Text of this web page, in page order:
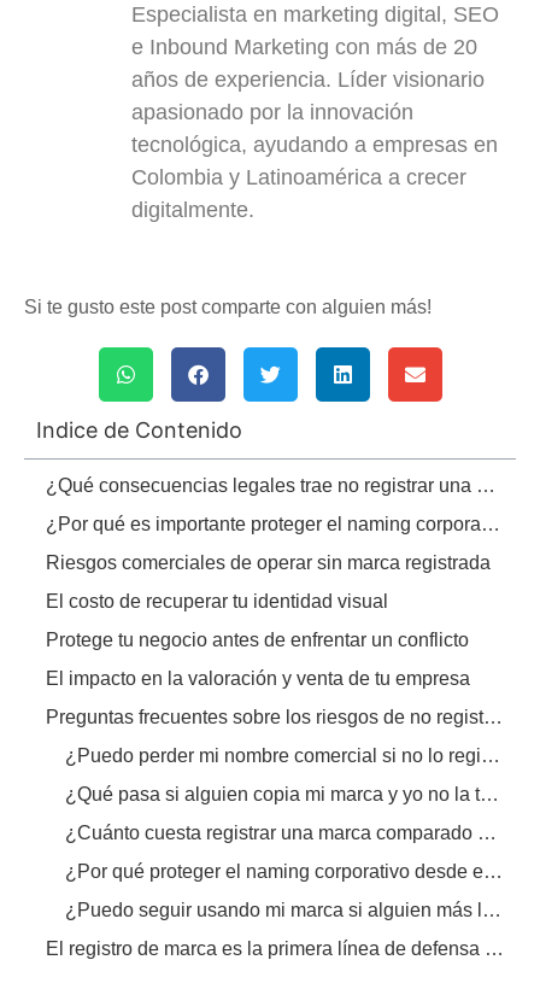
Especialista en marketing digital, SEO
e Inbound Marketing con más de 20
años de experiencia. Líder visionario
apasionado por la innovación
tecnológica, ayudando a empresas en
Colombia y Latinoamérica a crecer
digitalmente.
Si te gusto este post comparte con alguien más!
Indice de Contenido
¿Qué consecuencias legales trae no registrar una marca?
¿Por qué es importante proteger el naming corporativo?
Riesgos comerciales de operar sin marca registrada
El costo de recuperar tu identidad visual
Protege tu negocio antes de enfrentar un conflicto
El impacto en la valoración y venta de tu empresa
Preguntas frecuentes sobre los riesgos de no registrar marca
¿Puedo perder mi nombre comercial si no lo registro?
¿Qué pasa si alguien copia mi marca y yo no la tengo registrada?
¿Cuánto cuesta registrar una marca comparado con un juicio?
¿Por qué proteger el naming corporativo desde el inicio?
¿Puedo seguir usando mi marca si alguien más la registró?
El registro de marca es la primera línea de defensa de tu negocio